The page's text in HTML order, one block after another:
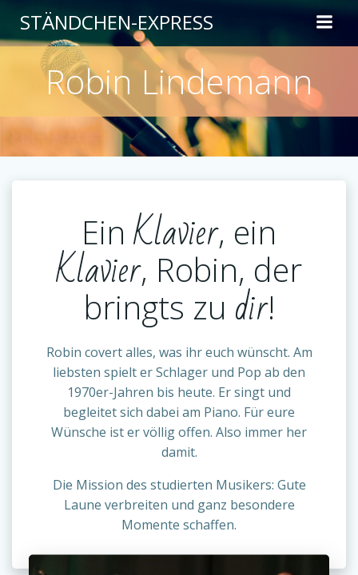
Inhalt
springen
STÄNDCHEN-EXPRESS
Robin Lindemann
Ein Klavier, ein
Klavier, Robin, der
bringts zu dir!
Robin covert alles, was ihr euch wünscht. Am
liebsten spielt er Schlager und Pop ab den
1970er-Jahren bis heute. Er singt und
begleitet sich dabei am Piano. Für eure
Wünsche ist er völlig offen. Also immer her
damit.
Die Mission des studierten Musikers: Gute
Laune verbreiten und ganz besondere
Momente schaffen.